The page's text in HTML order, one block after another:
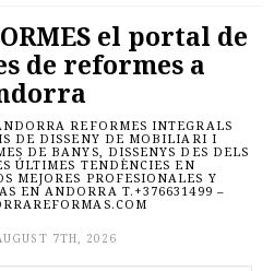
el portal de
de reformes a
REFORMES INTEGRALS
DE DISSENY DE MOBILIARI I
DE BANYS, DISSENYS DES DELS
ÚLTIMES TENDÈNCIES EN
MEJORES PROFESIONALES Y
EN ANDORRA T.+376631499 –
7TH, 2026